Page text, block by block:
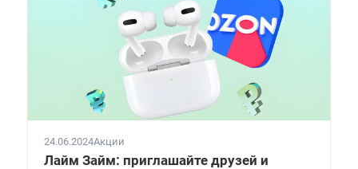
24.06.2024Акции
Лайм Займ: приглашайте друзей и